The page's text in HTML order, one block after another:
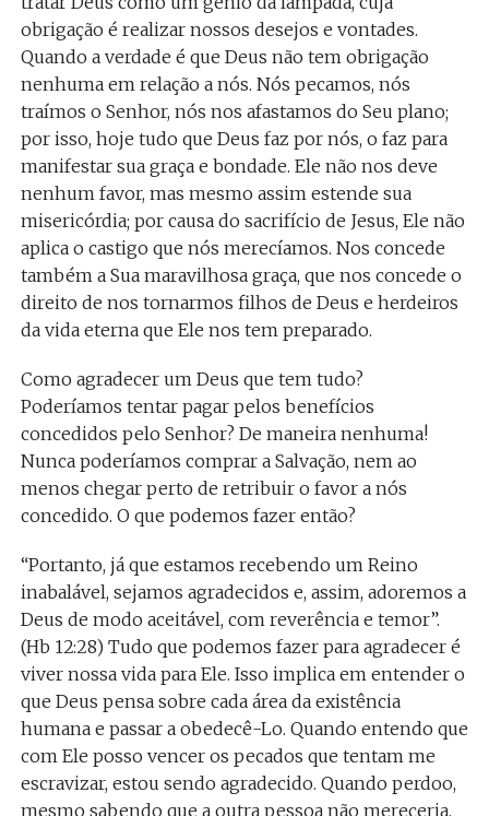
obrigação é realizar nossos desejos e vontades.
Quando a verdade é que Deus não tem obrigação
nenhuma em relação a nós. Nós pecamos, nós
traímos o Senhor, nós nos afastamos do Seu plano;
por isso, hoje tudo que Deus faz por nós, o faz para
manifestar sua graça e bondade. Ele não nos deve
nenhum favor, mas mesmo assim estende sua
misericórdia; por causa do sacrifício de Jesus, Ele não
aplica o castigo que nós merecíamos. Nos concede
também a Sua maravilhosa graça, que nos concede o
direito de nos tornarmos filhos de Deus e herdeiros
da vida eterna que Ele nos tem preparado.
Como agradecer um Deus que tem tudo?
Poderíamos tentar pagar pelos benefícios
concedidos pelo Senhor? De maneira nenhuma!
Nunca poderíamos comprar a Salvação, nem ao
menos chegar perto de retribuir o favor a nós
concedido. O que podemos fazer então?
“Portanto, já que estamos recebendo um Reino
inabalável, sejamos agradecidos e, assim, adoremos a
Deus de modo aceitável, com reverência e temor”.
(Hb 12:28) Tudo que podemos fazer para agradecer é
viver nossa vida para Ele. Isso implica em entender o
que Deus pensa sobre cada área da existência
humana e passar a obedecê-Lo. Quando entendo que
com Ele posso vencer os pecados que tentam me
escravizar, estou sendo agradecido. Quando perdoo,
mesmo sabendo que a outra pessoa não mereceria,